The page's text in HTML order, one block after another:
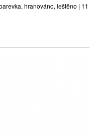
hranováno, leštěno | 11